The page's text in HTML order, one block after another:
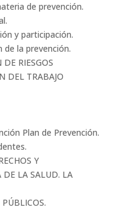
de prevención.
y participación.
de la prevención.
RIESGOS
DEL TRABAJO
Plan de Prevención.
Y
DE LA SALUD. LA